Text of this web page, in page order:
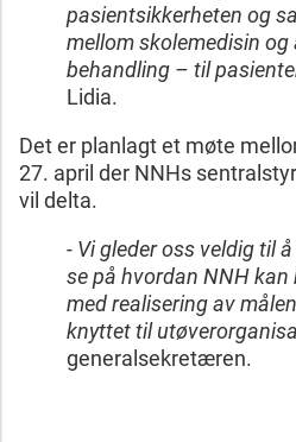
pasientsikkerheten og
mellom skolemedisin
behandling – til
Lidia.
Det er planlagt et møte
27. april der NNHs
vil delta.
- Vi gleder oss veldig til
se på hvordan NNH kan
med realisering av
knyttet til
generalsekretæren.